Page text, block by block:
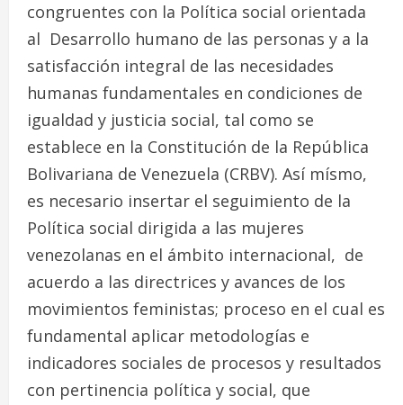
congruentes con la Política social orientada
al Desarrollo humano de las personas y a la
satisfacción integral de las necesidades
humanas fundamentales en condiciones de
igualdad y justicia social, tal como se
establece en la Constitución de la República
Bolivariana de Venezuela (CRBV). Así mísmo,
es necesario insertar el seguimiento de la
Política social dirigida a las mujeres
venezolanas en el ámbito internacional, de
acuerdo a las directrices y avances de los
movimientos feministas; proceso en el cual es
fundamental aplicar metodologías e
indicadores sociales de procesos y resultados
con pertinencia política y social, que